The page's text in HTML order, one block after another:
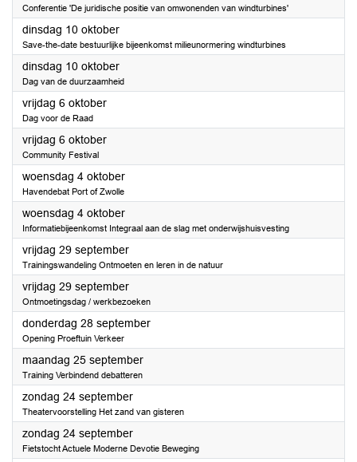
Conferentie 'De juridische positie van omwonenden van windturbines'
dinsdag 10 oktober2023
Save-the-date bestuurlijke bijeenkomst milieunormering windturbines
dinsdag 10 oktober2023
Dag van de duurzaamheid
vrijdag 6 oktober2023
Dag voor de Raad
vrijdag 6 oktober2023
Community Festival
woensdag 4 oktober2023
Havendebat Port of Zwolle
woensdag 4 oktober2023
Informatiebijeenkomst Integraal aan de slag met onderwijshuisvesting
vrijdag 29 september2023
Trainingswandeling Ontmoeten en leren in de natuur
vrijdag 29 september2023
Ontmoetingsdag / werkbezoeken
donderdag 28 september2023
Opening Proeftuin Verkeer
maandag 25 september2023
Training Verbindend debatteren
zondag 24 september2023
Theatervoorstelling Het zand van gisteren
zondag 24 september2023
Fietstocht Actuele Moderne Devotie Beweging